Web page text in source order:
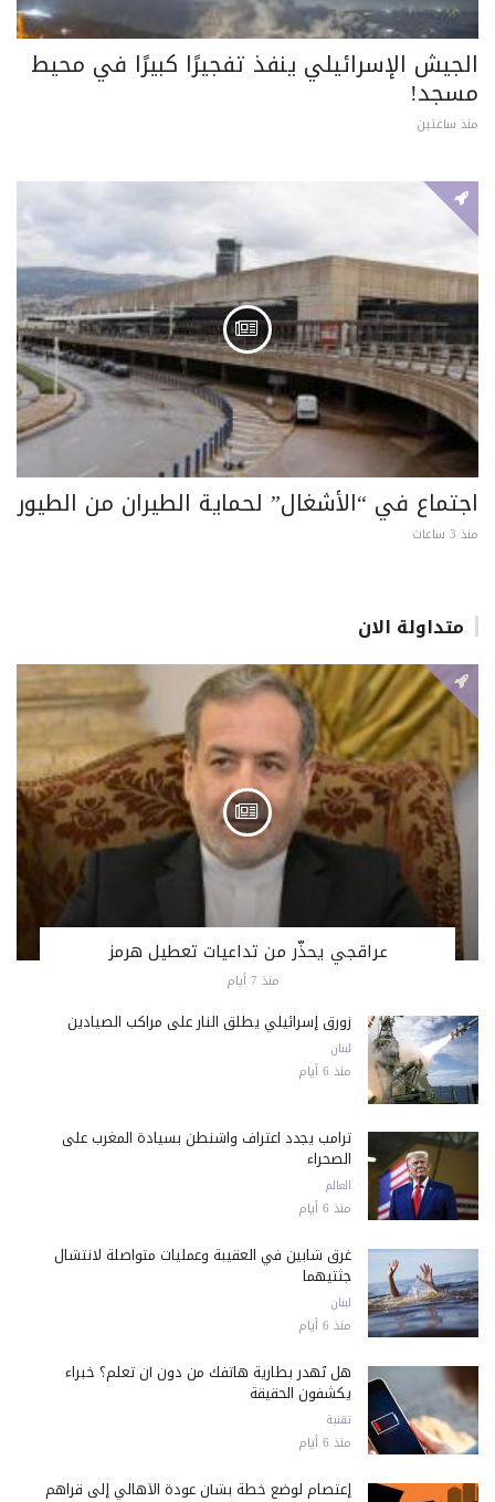
الجيش الإسرائيلي ينفذ تفجيرًا كبيرًا في محيط
مسجد!
منذ ساعتين
اجتماع في “الأشغال” لحماية الطيران من الطيور
منذ 3 ساعات
متداولة الان
عراقجي يحذّر من تداعيات تعطيل هرمز
منذ 7 أيام
زورق إسرائيلي يطلق النار على مراكب الصيادين
لبنان
منذ 6 أيام
ترامب يجدد اعتراف واشنطن بسيادة المغرب على
الصحراء
العالم
منذ 6 أيام
غرق شابين في العقيبة وعمليات متواصلة لانتشال
جثتيهما
لبنان
منذ 6 أيام
هل تُهدر بطارية هاتفك من دون أن تعلم؟ خبراء
يكشفون الحقيقة
تقنية
منذ 6 أيام
إعتصام لوضع خطة بشأن عودة الأهالي إلى قراهم